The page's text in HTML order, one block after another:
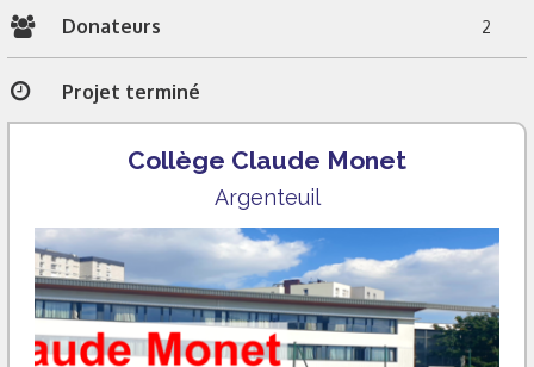
Donateurs 2
Projet terminé
Collège Claude Monet
Argenteuil